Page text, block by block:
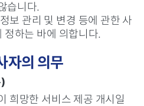
습니다.
관리 및 변경 등에 관한 사
정하는 바에 의합니다.
자의 의무
망한 서비스 제공 개시일